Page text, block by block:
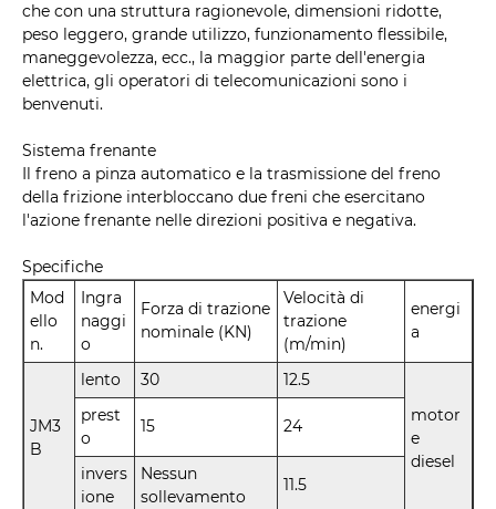
che con una struttura ragionevole, dimensioni ridotte,
peso leggero, grande utilizzo, funzionamento flessibile,
maneggevolezza, ecc., la maggior parte dell'energia
elettrica, gli operatori di telecomunicazioni sono i
benvenuti.
Sistema frenante
Il freno a pinza automatico e la trasmissione del freno
della frizione interbloccano due freni che esercitano
l'azione frenante nelle direzioni positiva e negativa.
Specifiche
Mod
ello
n.
Ingra
naggi
o
Forza di trazione
nominale (KN)
Velocità di
trazione
(m/min)
energi
a
JM3
B
lento 30
12.5
motor
e
diesel
prest
o
15 24
invers
ione
Nessun
sollevamento
11.5